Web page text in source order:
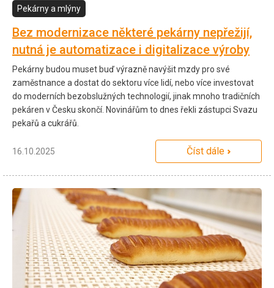
Pekárny a mlýny
Bez modernizace některé pekárny nepřežijí,
nutná je automatizace i digitalizace výroby
Pekárny budou muset buď výrazně navýšit mzdy pro své
zaměstnance a dostat do sektoru více lidí, nebo více investovat
do moderních bezobslužných technologií, jinak mnoho tradičních
pekáren v Česku skončí. Novinářům to dnes řekli zástupci Svazu
pekařů a cukrářů.
16.10.2025 Číst dále